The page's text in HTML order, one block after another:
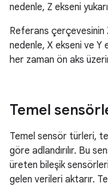
nedenle, Z ekseni
Referans çerçevesinin
nedenle, X ekseni ve Y
her zaman ön aks
Temel
Temel sensör türleri,
göre adlandırılır. Bu
üreten bileşik
gelen verileri aktarır.